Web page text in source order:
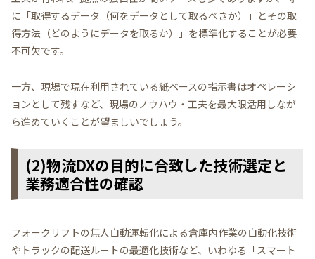
に「取得するデータ（何をデータとして取るべきか）」とその取
得方法（どのようにデータを取るか）」を標準化することが必要
不可欠です。
一方、現場で現在利用されている紙ベースの指示書はオペレーシ
ョンとして残すなど、現場のノウハウ・工夫を最大限活用しなが
ら進めていくことが望ましいでしょう。
(2)物流DXの目的に合致した技術選定と
業務適合性の確認
フォークリフトの無人自動運転化による倉庫内作業の自動化技術
やトラックの配送ルートの最適化技術など、いわゆる「スマート